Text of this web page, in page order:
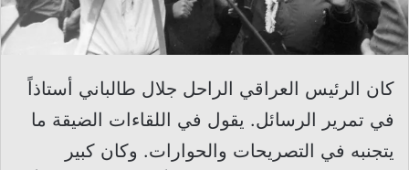
كان الرئيس العراقي الراحل جلال طالباني أستاذاً
في تمرير الرسائل. يقول في اللقاءات الضيقة ما
يتجنبه في التصريحات والحوارات. وكان كبير